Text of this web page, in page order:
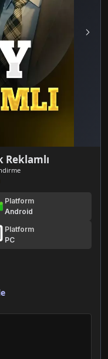
Reklamlı
Platform
Android
Platform
PC